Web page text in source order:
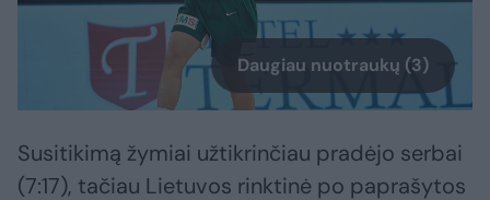
Daugiau nuotraukų (3)
Susitikimą žymiai užtikrinčiau pradėjo serbai
(7:17), tačiau Lietuvos rinktinė po paprašytos